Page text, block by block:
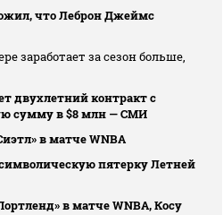
что Леброн Джеймс
заработает за сезон больше,
двухлетний контракт с
сумму в $8 млн — СМИ
в матче WNBA
пятерку Летней
в матче WNBA, Косу